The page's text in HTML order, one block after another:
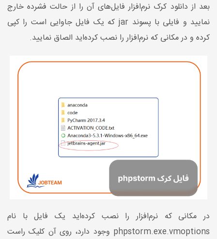
بعد از دانلود کرک نرم‌افزار فایل‌های آن را از حالت فشرده خارج
نمایید و فایلی با پسوند jar که یک فایل جاوایی است را کپی
کرده و در مکانی که نرم‌افزار را نصب کرده‌اید الصاق نمایید.
در مکانی که نرم‌افزار را نصب کرده‌اید یک فایل با نام
phpstorm.exe.vmoptions وجود دارد، روی آن کلیک راست